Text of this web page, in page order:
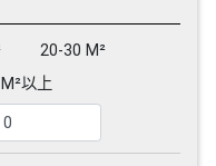
20-30 M²
以上